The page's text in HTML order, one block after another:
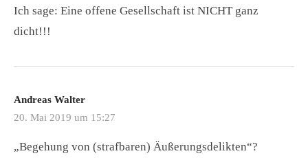
Ich sage: Eine offene Gesellschaft ist NICHT ganz
dicht!!!
Andreas Walter
20. Mai 2019 um 15:27
„Begehung von (strafbaren) Äußerungsdelikten“?